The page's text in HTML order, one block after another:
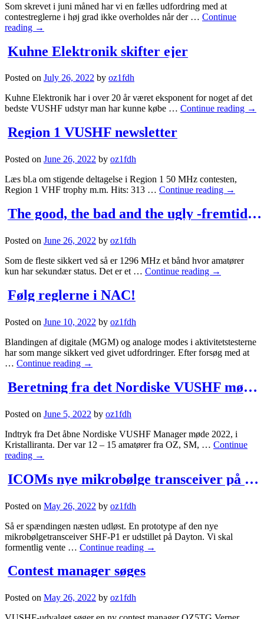
Som skrevet i juni måned har vi en fælles udfordring med at
contestreglerne i høj grad ikke overholdes når der … Continue
reading →
Kuhne Elektronik skifter ejer
Posted on July 26, 2022 by oz1fdh
Kuhne Elektronik har i over 20 år været eksponent for noget af det
bedste VUSHF udstyr man har kunne købe … Continue reading →
Region 1 VUSHF newsletter
Posted on June 26, 2022 by oz1fdh
Læs bl.a om stigende deltagelse i Region 1 50 MHz contesten,
Region 1 VHF trophy m.m. Hits: 313 … Continue reading →
The good, the bad and the ugly -fremtiden for 1296 MHz
Posted on June 26, 2022 by oz1fdh
Som de fleste sikkert ved så er 1296 MHz et bånd hvor amatører
kun har sekundær status. Det er et … Continue reading →
Følg reglerne i NAC!
Posted on June 10, 2022 by oz1fdh
Blandingen af digitale (MGM) og analoge modes i aktivitetstesterne
har som mange sikkert ved givet udfordringer. Efter forsøg med at
… Continue reading →
Beretning fra det Nordiske VUSHF møde 2022
Posted on June 5, 2022 by oz1fdh
Indtryk fra Det åbne Nordiske VUSHF Manager møde 2022, i
Kristalliranta. Der var 12 – 15 amatører fra OZ, SM, … Continue
reading →
ICOMs nye mikrobølge transceiver på Dayton
Posted on May 26, 2022 by oz1fdh
Så er spændingen næsten udløst. En prototype af den nye
mikrobølgetransceiver SHF-P1 er udstillet på Dayton. Vi skal
formentlig vente … Continue reading →
Contest manager søges
Posted on May 26, 2022 by oz1fdh